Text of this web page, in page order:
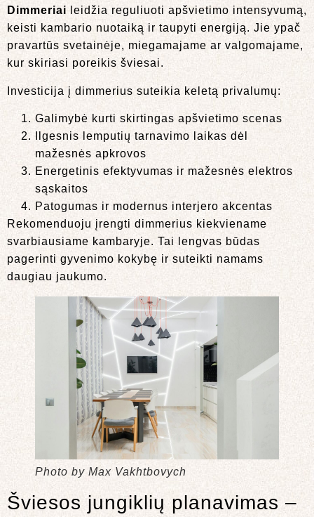
Dimmeriai leidžia reguliuoti apšvietimo intensyvumą,
keisti kambario nuotaiką ir taupyti energiją. Jie ypač
pravartūs svetainėje, miegamajame ar valgomajame,
kur skiriasi poreikis šviesai.
Investicija į dimmerius suteikia keletą privalumų:
Galimybė kurti skirtingas apšvietimo scenas
Ilgesnis lemputių tarnavimo laikas dėl
mažesnės apkrovos
Energetinis efektyvumas ir mažesnės elektros
sąskaitos
Patogumas ir modernus interjero akcentas
Rekomenduoju įrengti dimmerius kiekviename
svarbiausiame kambaryje. Tai lengvas būdas
pagerinti gyvenimo kokybę ir suteikti namams
daugiau jaukumo.
Photo by Max Vakhtbovych
Šviesos jungiklių planavimas –